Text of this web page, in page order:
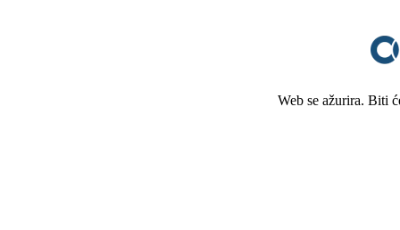
Web se ažurira. Biti